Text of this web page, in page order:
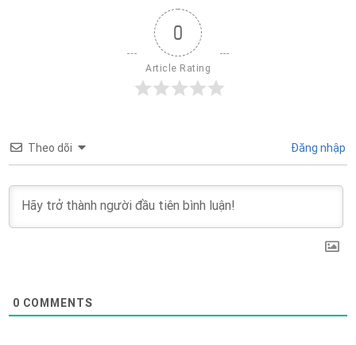
0
Article Rating
Theo dõi Đăng nhập
0 COMMENTS